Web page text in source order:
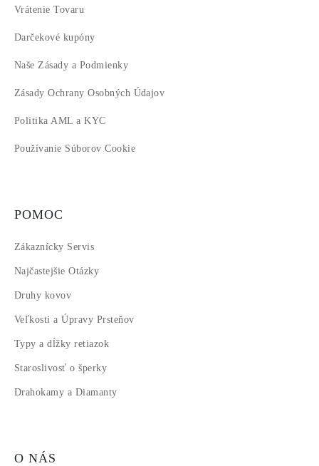
Vrátenie Tovaru
Darčekové kupóny
Naše Zásady a Podmienky
Zásady Ochrany Osobných Údajov
Politika AML a KYC
Používanie Súborov Cookie
POMOC
Zákaznícky Servis
Najčastejšie Otázky
Druhy kovov
Veľkosti a Úpravy Prsteňov
Typy a dĺžky retiazok
Staroslivosť o šperky
Drahokamy a Diamanty
O NÁS